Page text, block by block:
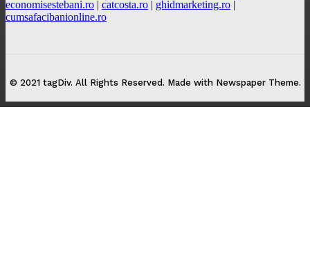
economisestebani.ro | catcosta.ro | ghidmarketing.ro |
cumsafacibanionline.ro
© 2021 tagDiv. All Rights Reserved. Made with Newspaper Theme.